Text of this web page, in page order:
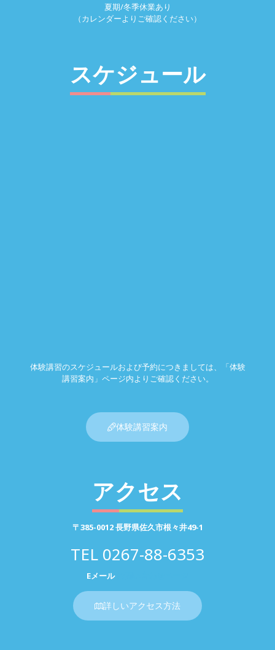
夏期/冬季休業あり
（カレンダーよりご確認ください）
スケジュール
体験講習のスケジュールおよび予約につきましては、「体験
講習案内」ページ内よりご確認ください。
体験講習案内
アクセス
〒385-0012 長野県佐久市根々井49-1
TEL 0267-88-6353
Eメール
詳しいアクセス方法